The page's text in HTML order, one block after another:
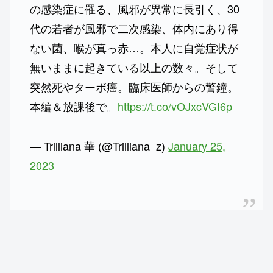
の感染症に罹る、風邪が異常に長引く、30
代の若者が風邪で二次感染、体内にあり得
ない菌、喉が真っ赤…。本人に自覚症状が
無いままに起きている以上の数々。そして
突然死やターボ癌。臨床医師からの警鐘。
本編＆放課後で。 https://t.co/vOJxcVGI6p
— Trilliana 華 (@Trilliana_z)January 25,
2023